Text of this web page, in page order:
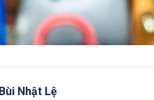
Bùi Nhật Lệ